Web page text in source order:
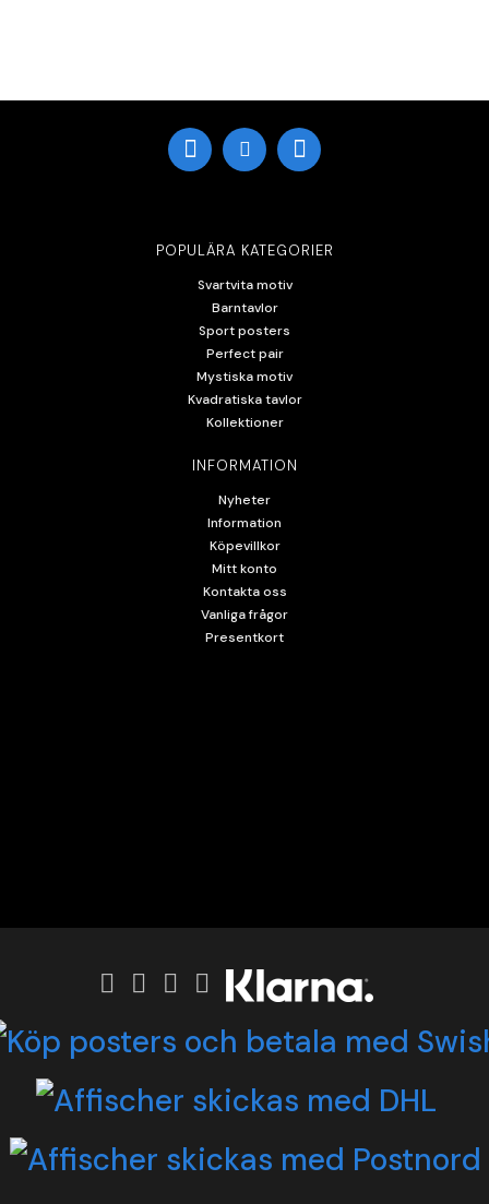
POPULÄRA KATEGORIER
Svartvita motiv
Barntavlor
Sport posters
Perfect pair
Mystiska motiv
Kvadratiska tavlor
Kollektioner
INFORMATION
Nyheter
Information
Köpevillkor
Mitt konto
Kontakta oss
Vanliga frågor
Presentkort